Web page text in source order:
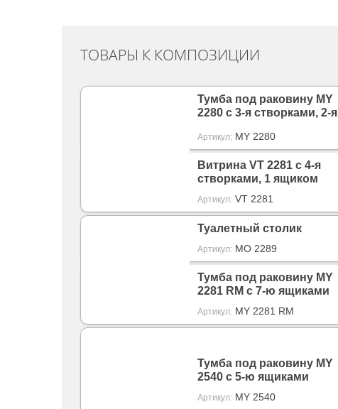
ТОВАРЫ К КОМПОЗИЦИИ
Тумба под раковину MY
2280 с 3-я створками, 2-я
Артикул: MY 2280
Витрина VT 2281 с 4-я
створками, 1 ящиком
Артикул: VT 2281
Туалетный столик
Артикул: MO 2289
Тумба под раковину MY
2281 RM с 7-ю ящиками
Артикул: MY 2281 RM
Тумба под раковину MY
2540 с 5-ю ящиками
Артикул: MY 2540